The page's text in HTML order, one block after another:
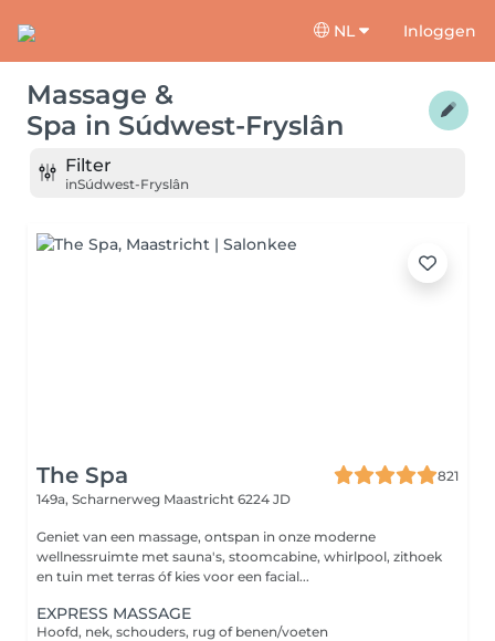
NL Inloggen
Massage &
Spa in Súdwest-Fryslân
Filter
inSúdwest-Fryslân
The Spa
821
149a, Scharnerweg Maastricht 6224 JD
Geniet van een massage, ontspan in onze moderne
wellnessruimte met sauna's, stoomcabine, whirlpool, zithoek
en tuin met terras óf kies voor een facial...
EXPRESS MASSAGE
Hoofd, nek, schouders, rug of benen/voeten